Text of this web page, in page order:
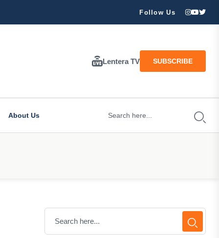
Banjir dan Longsor Landa Wilayah Trenggalek: Pohon Roboh,
Follow Us
Lentera TV SUBSCRIBE
About Us